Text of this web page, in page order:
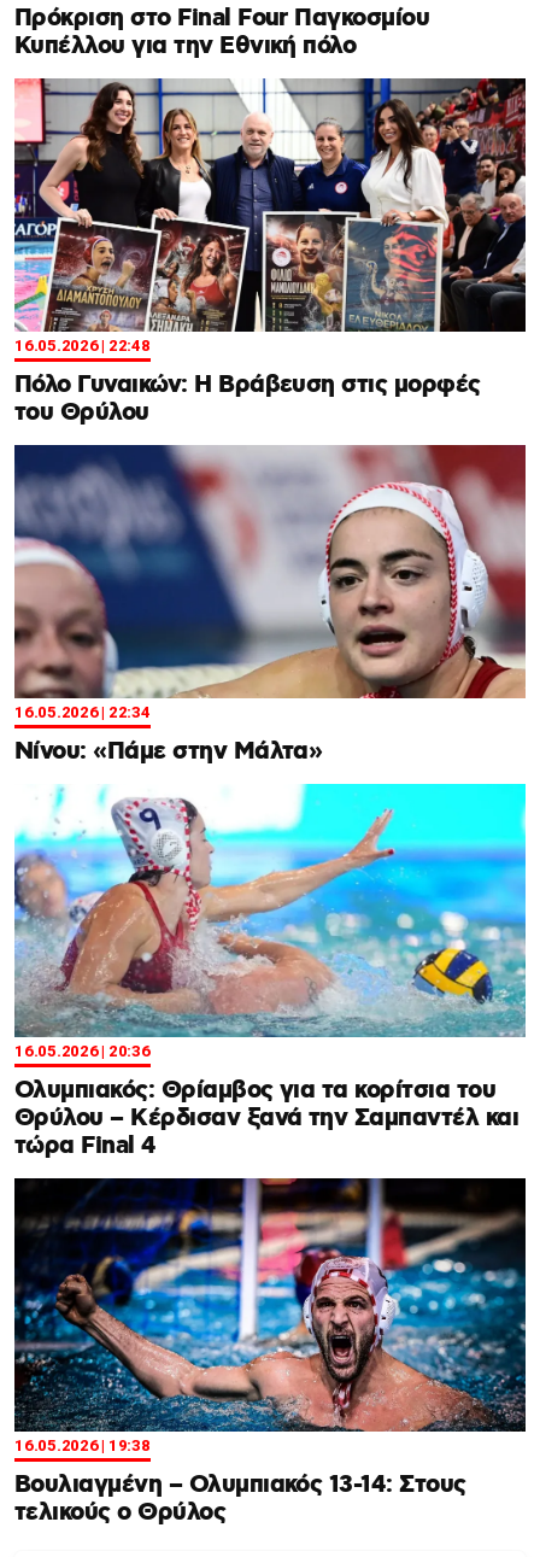
Πρόκριση στο Final Four Παγκοσμίου
Κυπέλλου για την Εθνική πόλο
16.05.2026 | 22:48
Πόλο Γυναικών: Η Βράβευση στις μορφές
του Θρύλου
16.05.2026 | 22:34
Nίνου: «Πάμε στην Μάλτα»
16.05.2026 | 20:36
Ολυμπιακός: Θρίαμβος για τα κορίτσια του
Θρύλου – Κέρδισαν ξανά την Σαμπαντέλ και
τώρα Final 4
16.05.2026 | 19:38
Βουλιαγμένη – Ολυμπιακός 13-14: Στους
τελικούς ο Θρύλος